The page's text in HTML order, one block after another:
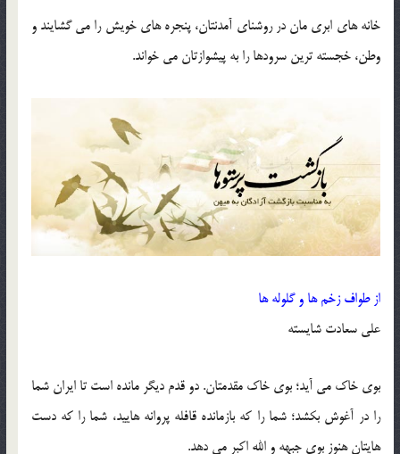
خانه های ابری مان در روشنای آمدنتان، پنجره های خویش را می گشایند و
وطن، خجسته ترین سرودها را به پیشوازتان می خواند.
از طواف زخم ها و گلوله ها
علی سعادت شایسته
بوی خاک می آید؛ بوی خاک مقدمتان. دو قدم دیگر مانده است تا ایران شما
را در آغوش بکشد؛ شما را که بازمانده قافله پروانه هایید، شما را که دست
هایتان هنوز بوی جبهه و الله اکبر می دهد.